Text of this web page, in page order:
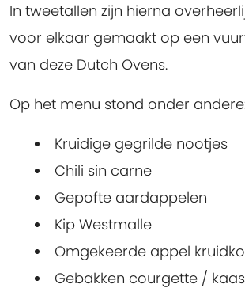
In tweetallen zijn hierna
voor elkaar gemaakt op een
van deze Dutch Ovens.
Op het menu stond onder
Kruidige gegrilde nootjes
Chili sin carne
Gepofte aardappelen
Kip Westmalle
Omgekeerde appel
Gebakken courgette /